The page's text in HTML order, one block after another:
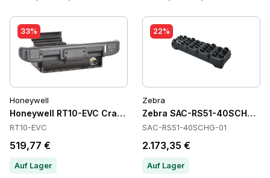
33%
Honeywell
Honeywell RT10-EVC Cradles
RT10-EVC
519,77 €
Auf Lager
22%
Zebra
Zebra SAC-RS51-40SCHG-
SAC-RS51-40SCHG-01
2.173,35 €
Auf Lager